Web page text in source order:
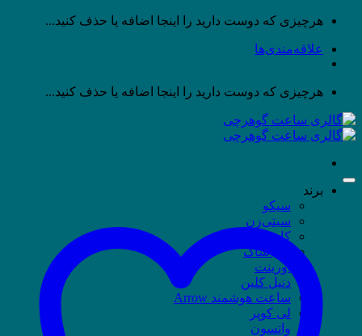
پرش
محتوا
هرچیزی که دوست دارید را اینجا اضافه یا حذف کنید...
علاقه‌مندی‌ها
هرچیزی که دوست دارید را اینجا اضافه یا حذف کنید...
برند
سیکو
سیتی‌زن
کاسیو
جی شاک
اورینت
دنیل کلین
ساعت هوشمند Arrow
لی کوپر
واتسون